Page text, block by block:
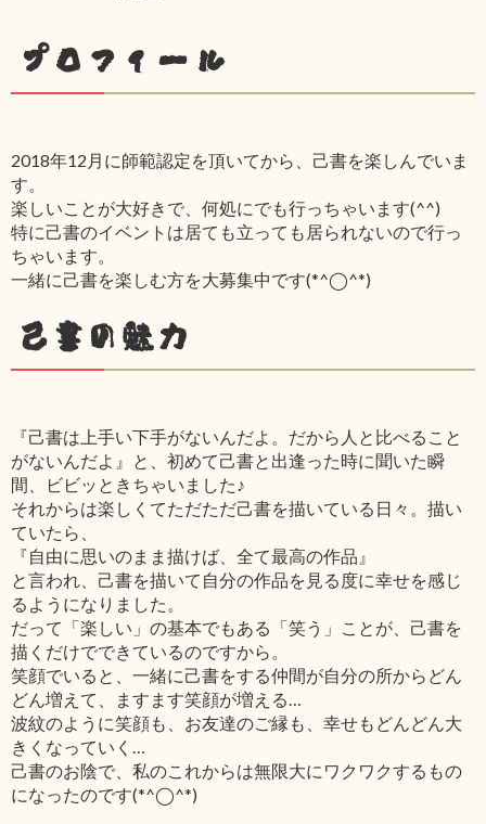
プロフィール
2018年12月に師範認定を頂いてから、己書を楽しんでいま
す。
楽しいことが大好きで、何処にでも行っちゃいます(^^)
特に己書のイベントは居ても立っても居られないので行っ
ちゃいます。
一緒に己書を楽しむ方を大募集中です(*^◯^*)
己書の魅力
『己書は上手い下手がないんだよ。だから人と比べること
がないんだよ』と、初めて己書と出逢った時に聞いた瞬
間、ビビッときちゃいました♪
それからは楽しくてただただ己書を描いている日々。描い
ていたら、
『自由に思いのまま描けば、全て最高の作品』
と言われ、己書を描いて自分の作品を見る度に幸せを感じ
るようになりました。
だって「楽しい」の基本でもある「笑う」ことが、己書を
描くだけでできているのですから。
笑顔でいると、一緒に己書をする仲間が自分の所からどん
どん増えて、ますます笑顔が増える…
波紋のように笑顔も、お友達のご縁も、幸せもどんどん大
きくなっていく…
己書のお陰で、私のこれからは無限大にワクワクするもの
になったのです(*^◯^*)